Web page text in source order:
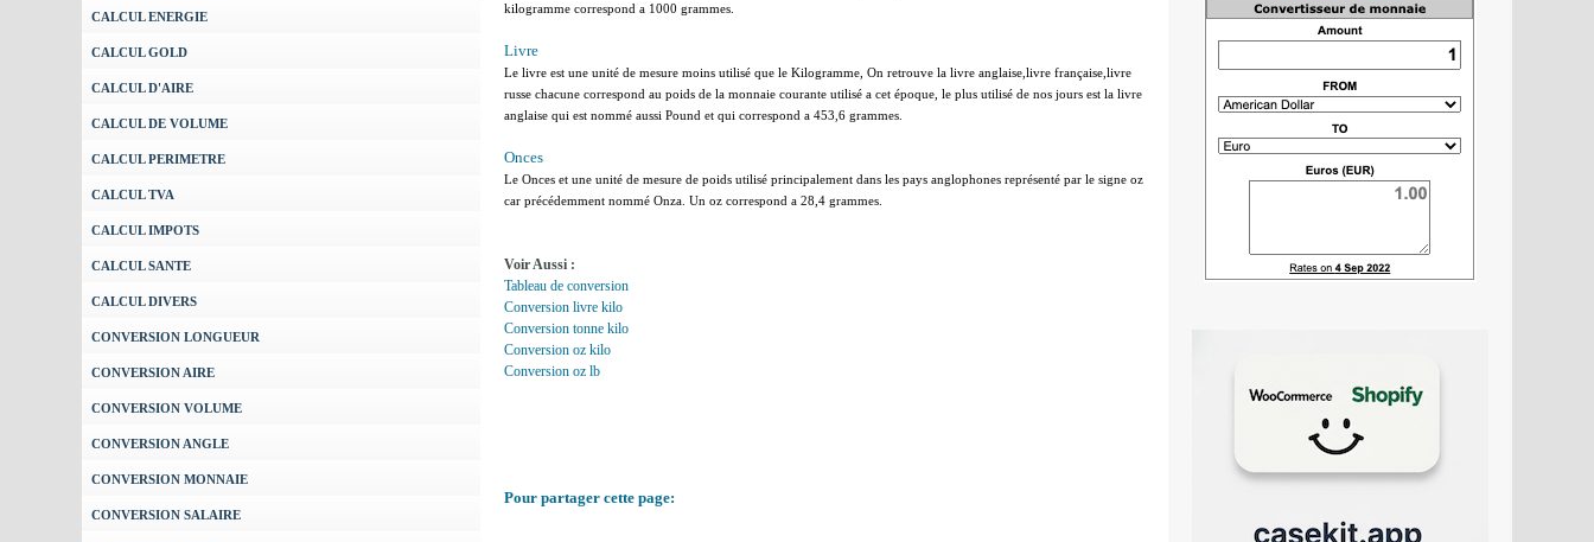
CALCUL ENERGIE
CALCUL GOLD
CALCUL D'AIRE
CALCUL DE VOLUME
CALCUL PERIMETRE
CALCUL TVA
CALCUL IMPOTS
CALCUL SANTE
CALCUL DIVERS
CONVERSION LONGUEUR
CONVERSION AIRE
CONVERSION VOLUME
CONVERSION ANGLE
CONVERSION MONNAIE
CONVERSION SALAIRE
kilogramme correspond a 1000 grammes.
Livre
Le livre est une unité de mesure moins utilisé que le Kilogramme, On retrouve la livre anglaise,livre française,livre
russe chacune correspond au poids de la monnaie courante utilisé a cet époque, le plus utilisé de nos jours est la livre
anglaise qui est nommé aussi Pound et qui correspond a 453,6 grammes.
Onces
Le Onces et une unité de mesure de poids utilisé principalement dans les pays anglophones représenté par le signe oz
car précédemment nommé Onza. Un oz correspond a 28,4 grammes.
Voir Aussi :
Tableau de conversion
Conversion livre kilo
Conversion tonne kilo
Conversion oz kilo
Conversion oz lb
Pour partager cette page: